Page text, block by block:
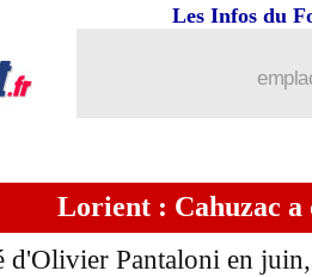
Les Infos du
Lorient : Cahuzac a
d'Olivier Pantaloni en